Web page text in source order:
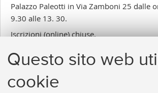
Questo sito web
cookie
Palazzo Paleotti in Via Zamboni 25 dalle
9.30 alle 13. 30.
Iscrizioni (online) chiuse.
al corso è subordinata all'approvazione del
responsabile della struttura.